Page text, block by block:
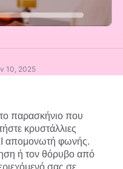
10, 2025
παρασκήνιο που
κρυστάλλιες
απομονωτή φωνής.
ή τον θόρυβο από
σας σε